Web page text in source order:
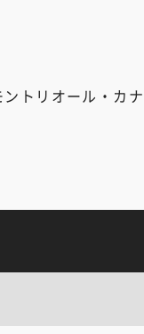
ントリオール・カ